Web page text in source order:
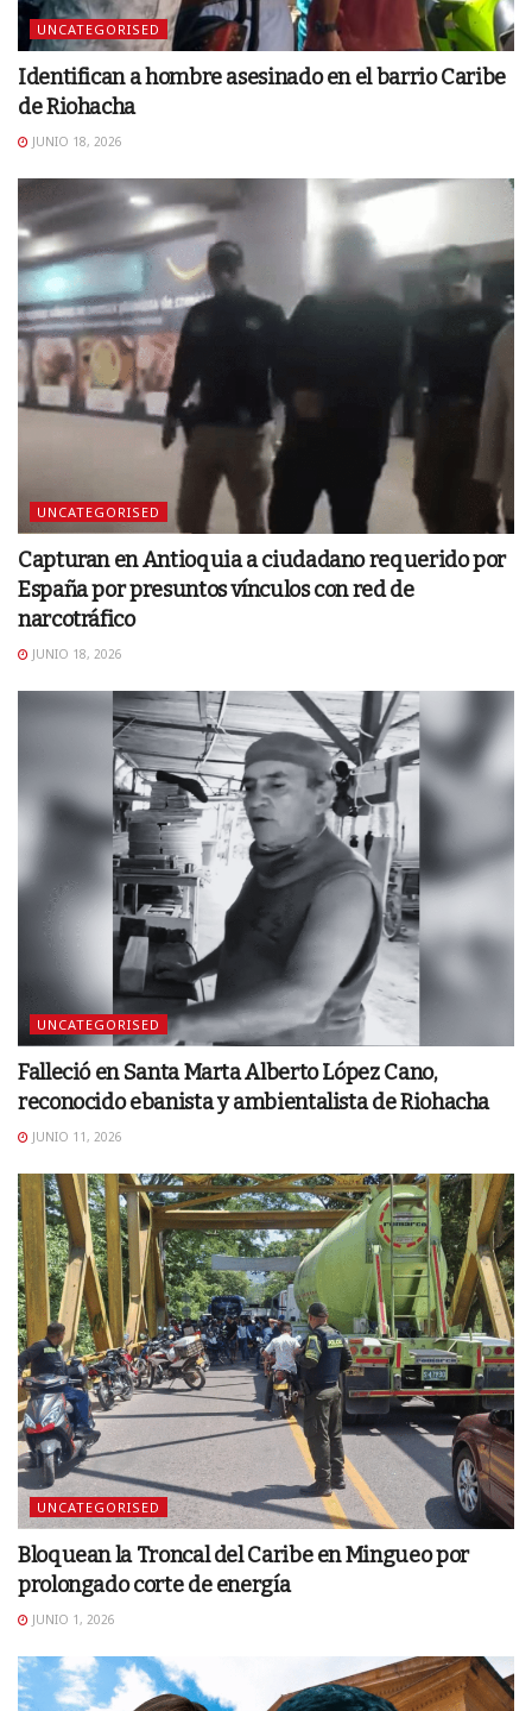
UNCATEGORISED
Identifican a hombre asesinado en el barrio Caribe
de Riohacha
JUNIO 18, 2026
UNCATEGORISED
Capturan en Antioquia a ciudadano requerido por
España por presuntos vínculos con red de
narcotráfico
JUNIO 18, 2026
UNCATEGORISED
Falleció en Santa Marta Alberto López Cano,
reconocido ebanista y ambientalista de Riohacha
JUNIO 11, 2026
UNCATEGORISED
Bloquean la Troncal del Caribe en Mingueo por
prolongado corte de energía
JUNIO 1, 2026